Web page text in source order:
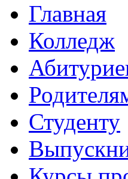
Главная
Колледж
Студенту